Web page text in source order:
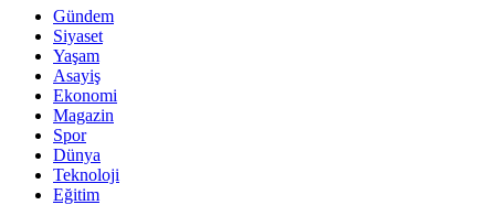
Gündem
Siyaset
Yaşam
Asayiş
Ekonomi
Magazin
Spor
Dünya
Teknoloji
Eğitim